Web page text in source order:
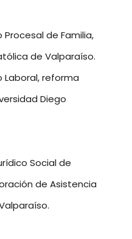
de Familia,
de Valparaíso.
Laboral, reforma
Diego
Social de
de Asistencia